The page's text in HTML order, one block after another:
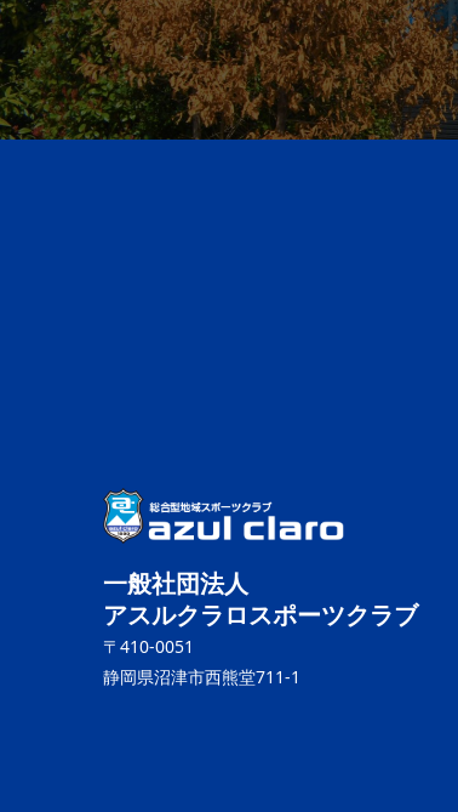
一般社団法人
アスルクラロスポーツクラブ
〒410-0051
静岡県沼津市西熊堂711-1